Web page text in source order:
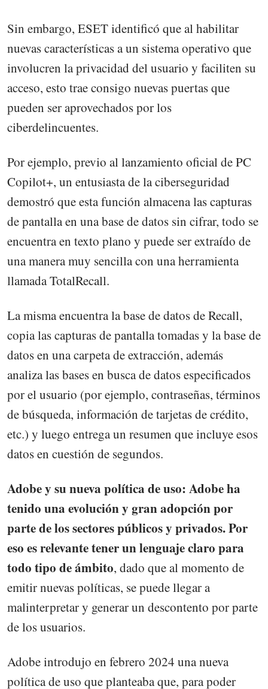
Sin embargo, ESET identificó que al habilitar
nuevas características a un sistema operativo que
involucren la privacidad del usuario y faciliten su
acceso, esto trae consigo nuevas puertas que
pueden ser aprovechados por los
ciberdelincuentes.
Por ejemplo, previo al lanzamiento oficial de PC
Copilot+, un entusiasta de la ciberseguridad
demostró que esta función almacena las capturas
de pantalla en una base de datos sin cifrar, todo se
encuentra en texto plano y puede ser extraído de
una manera muy sencilla con una herramienta
llamada TotalRecall.
La misma encuentra la base de datos de Recall,
copia las capturas de pantalla tomadas y la base de
datos en una carpeta de extracción, además
analiza las bases en busca de datos especificados
por el usuario (por ejemplo, contraseñas, términos
de búsqueda, información de tarjetas de crédito,
etc.) y luego entrega un resumen que incluye esos
datos en cuestión de segundos.
Adobe y su nueva política de uso: Adobe ha
tenido una evolución y gran adopción por
parte de los sectores públicos y privados. Por
eso es relevante tener un lenguaje claro para
todo tipo de ámbito, dado que al momento de
emitir nuevas políticas, se puede llegar a
malinterpretar y generar un descontento por parte
de los usuarios.
Adobe introdujo en febrero 2024 una nueva
política de uso que planteaba que, para poder